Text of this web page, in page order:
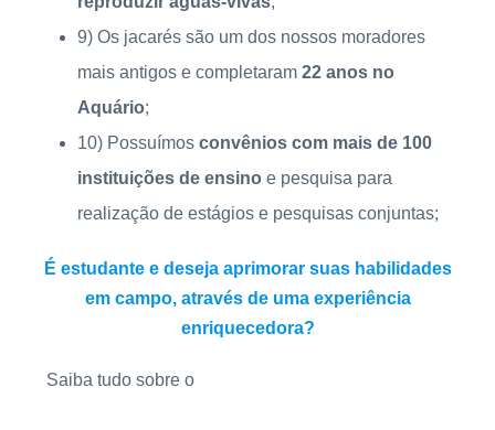
9) Os jacarés são um dos nossos moradores
mais antigos e completaram 22 anos no
Aquário;
10) Possuímos convênios com mais de 100
instituições de ensino e pesquisa para
realização de estágios e pesquisas conjuntas;
É estudante e deseja aprimorar suas habilidades
em campo, através de uma experiência
enriquecedora?
Saiba tudo sobre o